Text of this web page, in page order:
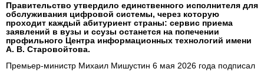
Правительство утвердило единственного исполнителя для
обслуживания цифровой системы, через которую
проходит каждый абитуриент страны: сервис приема
заявлений в вузы и ссузы останется на попечении
профильного Центра информационных технологий имени
А. В. Старовойтова.
Премьер-министр Михаил Мишустин 6 мая 2026 года подписал